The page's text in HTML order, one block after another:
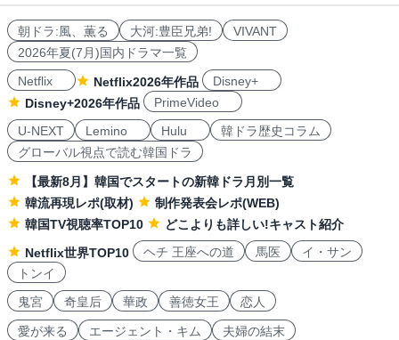
朝ドラ:風、薫る 大河:豊臣兄弟!
VIVANT
2026年夏(7月)国内ドラマ一覧
Netflix
Netflix2026年作品
Disney+
Disney+2026年作品
PrimeVideo
U-NEXT
Lemino Hulu
韓ドラ歴史コラム
グローバル視点で読む韓国ドラ
【最新8月】韓国でスタートの新韓ドラ月別一覧
韓流再現レポ(取材)
制作発表会レポ(WEB)
韓国TV視聴率TOP10
どこよりも詳しい!キャスト紹介
Netflix世界TOP10
ヘチ 王座への道 馬医
イ・サン
トンイ
鬼宮
奇皇后 華政 善徳女王 恋人
愛が来る エージェント・キム
夫婦の結末